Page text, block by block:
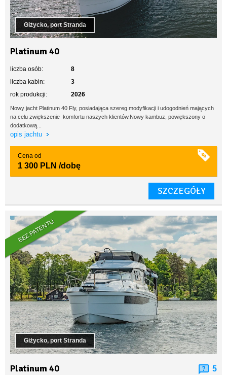
Giżycko, port Stranda
Platinum 40
liczba osób:
8
liczba kabin:
3
rok produkcji:
2026
Nowy jacht Platinum 40 Fly, posiadająca szereg modyfikacji i udogodnień mających
na celu zwiększenie komfortu naszych klientów.Nowy kambuz, powiększony o
dodatkową...
opis jachtu
Cena od
1 300 PLN /dobę
SZCZEGÓŁY
BEZ PATENTU
Giżycko, port Stranda
Platinum 40 5